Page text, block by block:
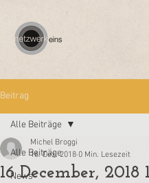
Beitrag
Alle Beiträge
News
Alle Beiträge
16 December, 2018
Michel Broggi
16. Dez. 2018 0 Min. Lesezeit